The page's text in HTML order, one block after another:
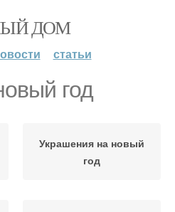
ДОМ
статьи
год
Украшения на новый
год